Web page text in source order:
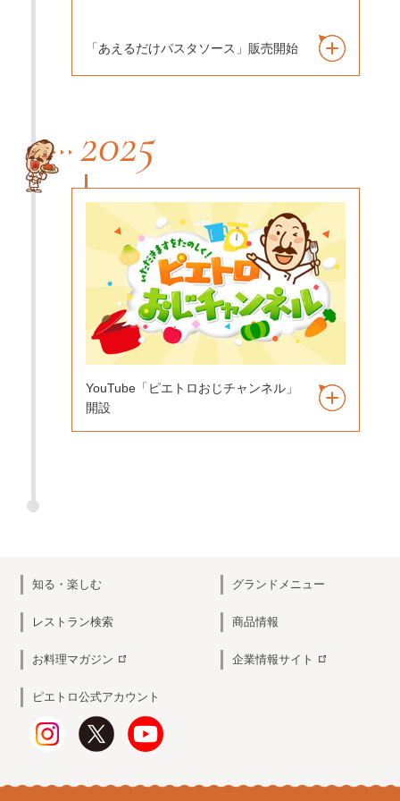
「あえるだけパスタソース」販売開始
2025
YouTube「ピエトロおじチャンネル」
開設
知る・楽しむ グランドメニュー
レストラン検索 商品情報
お料理マガジン 企業情報サイト
ピエトロ公式アカウント